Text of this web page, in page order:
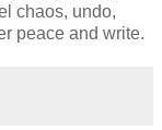
chaos, undo,
peace and write.